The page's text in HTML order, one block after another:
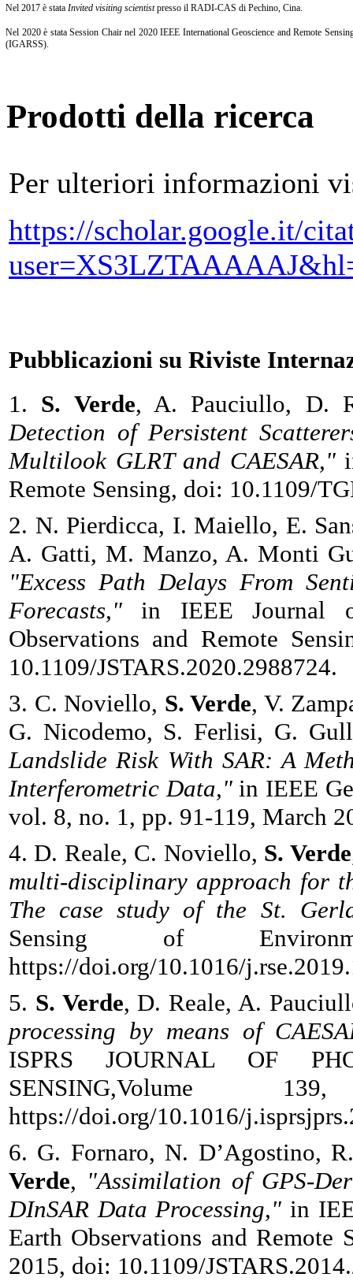
Nel 2017 è stata Invited visiting scientistpresso il RADI-CAS di Pechino, Cina.
Nel 2020 è stata Session Chair nel 2020 IEEE International Geoscience and Remote
(IGARSS).
Prodotti della ricerca
Per ulteriori informazioni
https://scholar.google.it/
Pubblicazioni su Riviste
1. S. Verde, A. Pauciullo, D.
Detection of Persistent
Multilook GLRT and CAESAR,"
Remote Sensing, doi: 10.1109/
2. N. Pierdicca, I. Maiello, E.
A. Gatti, M. Manzo, A. Monti
"Excess Path Delays From
Forecasts," in IEEE Journal
Observations and Remote
10.1109/JSTARS.2020.2988724.
3. C. Noviello, S. Verde, V.
G. Nicodemo, S. Ferlisi, G.
Landslide Risk With SAR: A
Interferometric Data,"in IEEE
vol. 8, no. 1, pp. 91-119, March
4. D. Reale, C. Noviello, S. Verde
multi-disciplinary approach for
The case study of the St.
Sensing of
https://doi.org/10.1016/
5. S. Verde, D. Reale, A.
processing by means of
ISPRS JOURNAL OF
SENSING,Volume
https://doi.org/10.1016/
6. G. Fornaro, N. D’Agostino,
Verde, "Assimilation of GPS-
DInSAR Data Processing," in
Earth Observations and
2015, doi: 10.1109/